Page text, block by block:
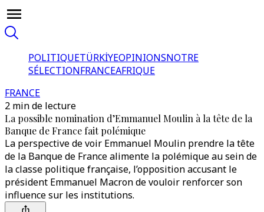
POLITIQUETÜRKİYEOPINIONSNOTRE
SÉLECTIONFRANCEAFRIQUE
FRANCE
2 min de lecture
La possible nomination d’Emmanuel Moulin à la tête de la
Banque de France fait polémique
La perspective de voir Emmanuel Moulin prendre la tête
de la Banque de France alimente la polémique au sein de
la classe politique française, l’opposition accusant le
président Emmanuel Macron de vouloir renforcer son
influence sur les institutions.